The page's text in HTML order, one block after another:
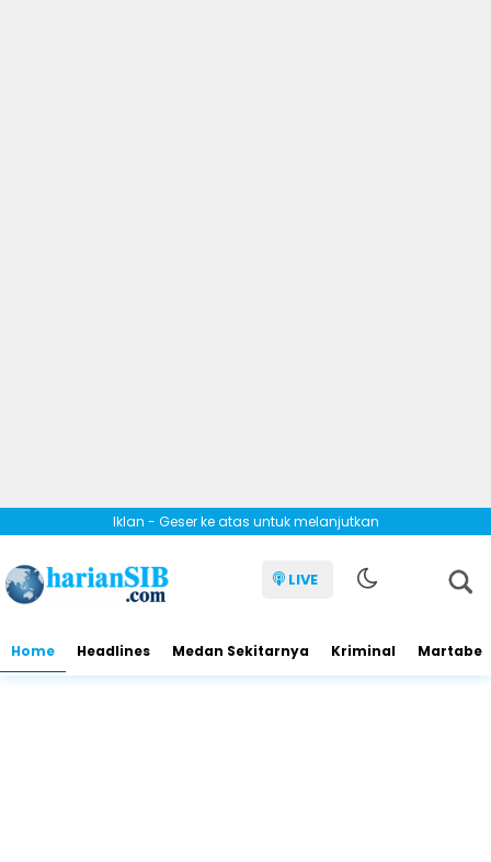
Iklan - Geser ke atas untuk melanjutkan
LIVE
Home Headlines Medan Sekitarnya Kriminal Martabe